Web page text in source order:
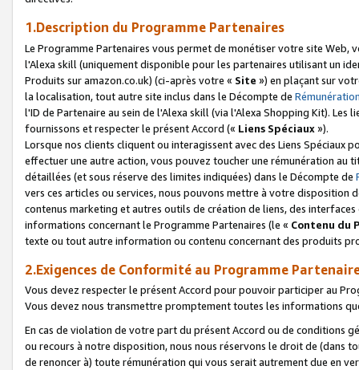
1.Description du Programme Partenaires
Le Programme Partenaires vous permet de monétiser votre site Web,
l'Alexa skill (uniquement disponible pour les partenaires utilisant un
Produits sur amazon.co.uk) (ci-après votre « Site ») en plaçant sur
la localisation, tout autre site inclus dans le Décompte de
l'ID de Partenaire au sein de l'Alexa skill (via l'Alexa Shopping Kit).
fournissons et respecter le présent Accord (« Liens Spéciaux»).
Lorsque nos clients cliquent ou interagissent avec des Liens Spéciaux
effectuer une autre action, vous pouvez toucher une rémunération
détaillées (et sous réserve des limites indiquées) dans le Décompte de
vers ces articles ou services, nous pouvons mettre à votre disposition
contenus marketing et autres outils de création de liens, des
informations concernant le Programme Partenaires (le « Contenu du
texte ou tout autre information ou contenu concernant des produits
2.Exigences de Conformité au Programme
Vous devez respecter le présent Accord pour pouvoir participer au
Vous devez nous transmettre promptement toutes les informations
En cas de violation de votre part du présent Accord ou de conditions
ou recours à notre disposition, nous nous réservons le droit de (dans
de renoncer à) toute rémunération qui vous serait autrement due en